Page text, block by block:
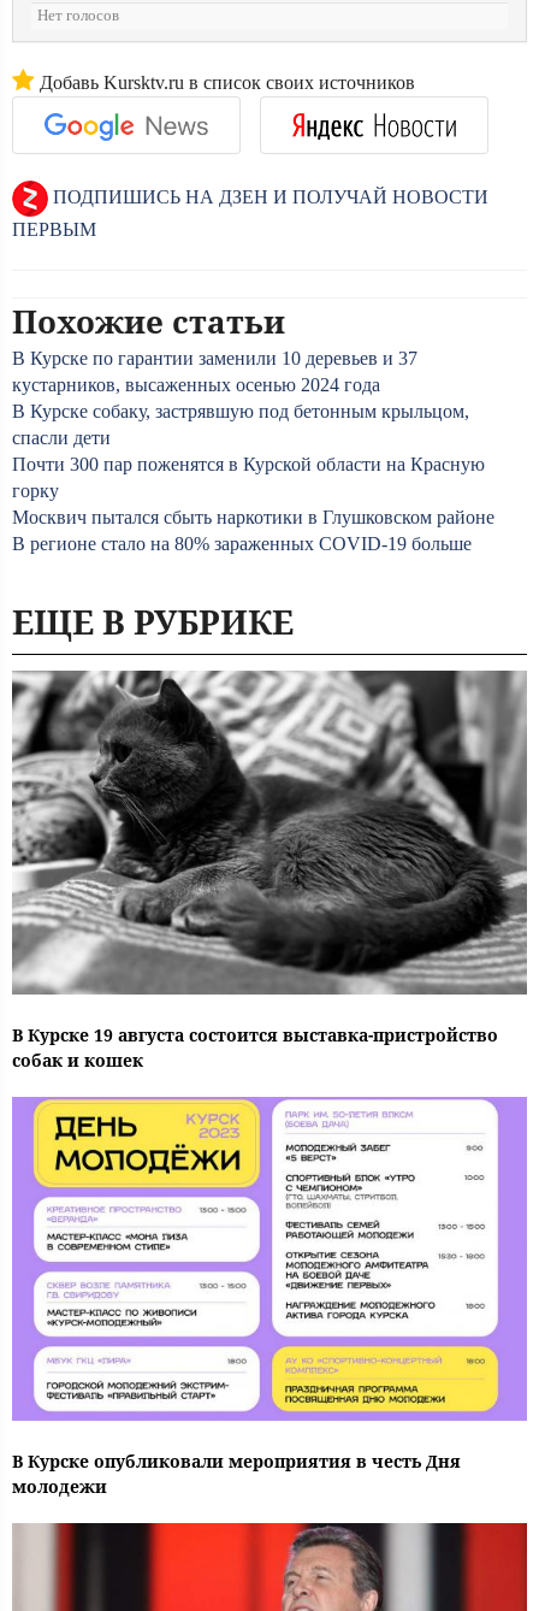
Нет голосов
Добавь Kursktv.ru в список своих источников
ПОДПИШИСЬ НА ДЗЕН И ПОЛУЧАЙ НОВОСТИ
ПЕРВЫМ
Похожие статьи
В Курске по гарантии заменили 10 деревьев и 37
кустарников, высаженных осенью 2024 года
В Курске собаку, застрявшую под бетонным крыльцом,
спасли дети
Почти 300 пар поженятся в Курской области на Красную
горку
Москвич пытался сбыть наркотики в Глушковском районе
В регионе стало на 80% зараженных COVID-19 больше
ЕЩЕ В РУБРИКЕ
В Курске 19 августа состоится выставка-пристройство
собак и кошек
В Курске опубликовали мероприятия в честь Дня
молодежи